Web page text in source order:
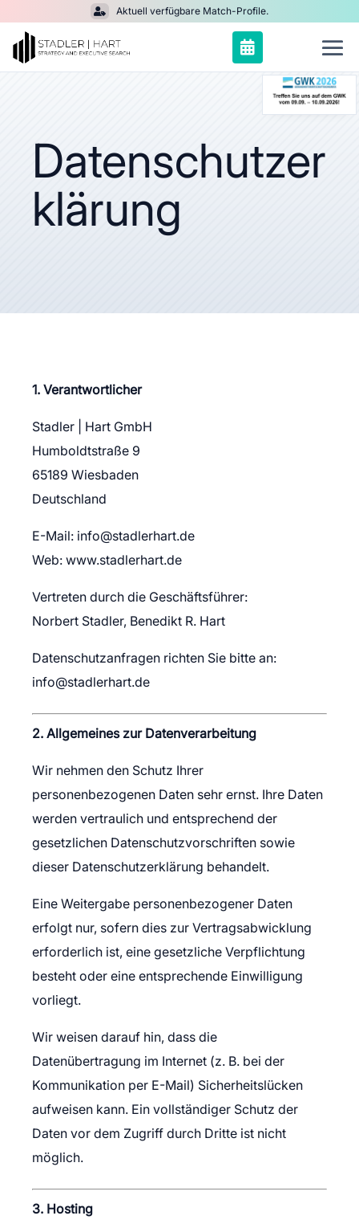
 Aktuell verfügbare Match-Profile.

Datenschutzer
klärung
1. Verantwortlicher
Stadler | Hart GmbH
Humboldtstraße 9
65189 Wiesbaden
Deutschland
E-Mail: info@stadlerhart.de
Web: www.stadlerhart.de
Vertreten durch die Geschäftsführer:
Norbert Stadler, Benedikt R. Hart
Datenschutzanfragen richten Sie bitte an:
info@stadlerhart.de
2. Allgemeines zur Datenverarbeitung
Wir nehmen den Schutz Ihrer
personenbezogenen Daten sehr ernst. Ihre Daten
werden vertraulich und entsprechend der
gesetzlichen Datenschutzvorschriften sowie
dieser Datenschutzerklärung behandelt.
Eine Weitergabe personenbezogener Daten
erfolgt nur, sofern dies zur Vertragsabwicklung
erforderlich ist, eine gesetzliche Verpflichtung
besteht oder eine entsprechende Einwilligung
vorliegt.
Wir weisen darauf hin, dass die
Datenübertragung im Internet (z. B. bei der
Kommunikation per E-Mail) Sicherheitslücken
aufweisen kann. Ein vollständiger Schutz der
Daten vor dem Zugriff durch Dritte ist nicht
möglich.
3. Hosting